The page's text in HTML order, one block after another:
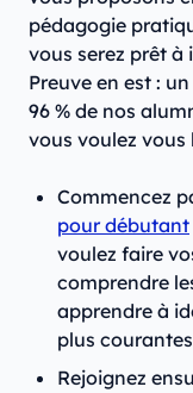
pédagogie
vous serez prêt à
Preuve en est :
96 % de nos
vous voulez vous
Commencez
pour débutant
voulez faire
comprendre
apprendre à
plus
Rejoignez